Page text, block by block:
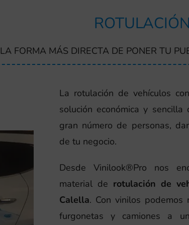
LA FORMA MÁS DIRECTA DE PONER TU
La rotulación de vehículos
solución económica y
gran número de personas,
de tu negocio.
Desde Vinilook®Pro nos
material de rotulación de
Calella. Con vinilos podemos
furgonetas y camiones a